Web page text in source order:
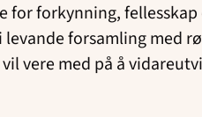
for forkynning,
levande forsamling med
vere med på å